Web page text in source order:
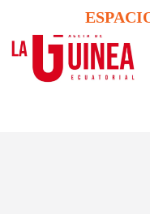
content